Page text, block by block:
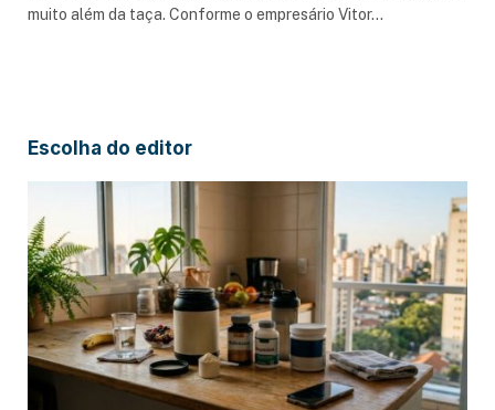
muito além da taça. Conforme o empresário Vitor…
Escolha do editor